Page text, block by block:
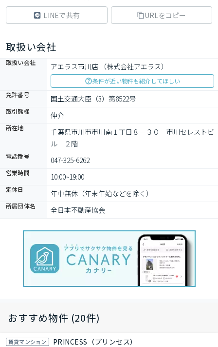
LINEで共有
URLをコピー
取扱い会社
取扱い会社 アエラス市川店 （株式会社アエラス）
条件が近い物件も紹介してほしい
免許番号
国土交通大臣（3）第8522号
取引態様 仲介
所在地
千葉県市川市市川南１丁目８－３０　市川セレストビ
ル　２階
電話番号 047-325-6262
営業時間 10:00~19:00
定休日 年中無休（年末年始などを除く）
所属団体名 全日本不動産協会
おすすめ物件 (20件)
賃貸マンション PRINCESS（プリンセス）